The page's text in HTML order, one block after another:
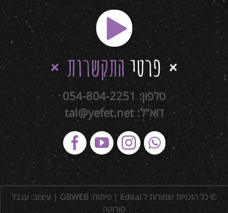
פרטיהתקשרות
טלפון: 054-804-2251
דוא"ל:tal@yefet.net
© כל הזכויות שמורות ל Edital | פיתוח: GBWEB | עיצוב: ענבל
סורוקה